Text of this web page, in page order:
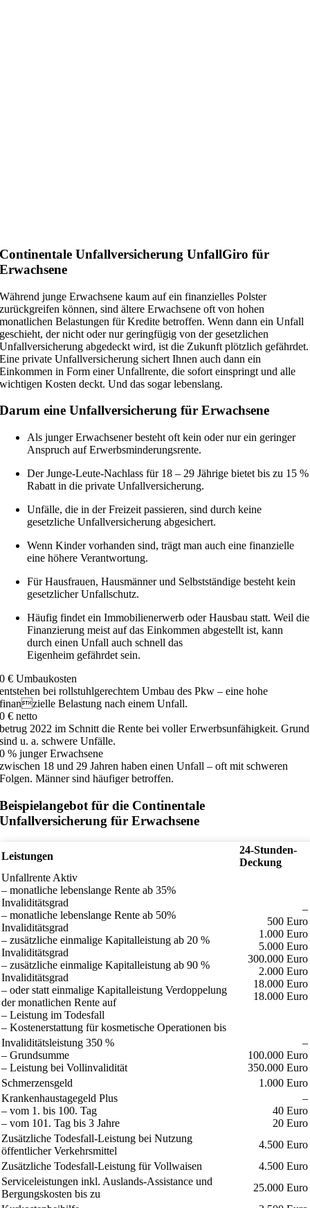
Continentale Unfallversicherung UnfallGiro für
Erwachsene
Während junge Erwachsene kaum auf ein finanzielles Polster
zurückgreifen können, sind ältere Erwachsene oft von hohen
monatlichen Belastungen für Kredite betroffen. Wenn dann ein Unfall
geschieht, der nicht oder nur geringfügig von der gesetzlichen
Unfallversicherung abgedeckt wird, ist die Zukunft plötzlich gefährdet.
Eine private Unfallversicherung sichert Ihnen auch dann ein
Einkommen in Form einer Unfallrente, die sofort einspringt und alle
wichtigen Kosten deckt. Und das sogar lebenslang.
Darum eine Unfallversicherung für Erwachsene
Als junger Erwachsener besteht oft kein oder nur ein geringer
Anspruch auf Erwerbsminderungsrente.
Der Junge-Leute-Nachlass für 18 – 29 Jährige bietet bis zu 15 %
Rabatt in die private Unfallversicherung.
Unfälle, die in der Freizeit passieren, sind durch keine
gesetzliche Unfallversicherung abgesichert.
Wenn Kinder vorhanden sind, trägt man auch eine finanzielle
eine höhere Verantwortung.
Für Hausfrauen, Hausmänner und Selbstständige besteht kein
gesetzlicher Unfallschutz.
Häufig findet ein Immobilienerwerb oder Hausbau statt. Weil die
Finanzierung meist auf das Einkommen abgestellt ist, kann
durch einen Unfall auch schnell das
Eigenheim gefährdet sein.
0 € Umbaukosten
entstehen bei rollstuhlgerechtem Umbau des Pkw – eine hohe
finanzielle Belastung nach einem Unfall.
0 € netto
betrug 2022 im Schnitt die Rente bei voller Erwerbsunfähigkeit. Grund
sind u. a. schwere Unfälle.
0 % junger Erwachsene
zwischen 18 und 29 Jahren haben einen Unfall – oft mit schweren
Folgen. Männer sind häufiger betroffen.
Beispielangebot für die Continentale
Unfallversicherung für Erwachsene
Leistungen
24-Stunden-
Deckung
Unfallrente Aktiv
– monatliche lebenslange Rente ab 35%
Invaliditätsgrad
– monatliche lebenslange Rente ab 50%
Invaliditätsgrad
– zusätzliche einmalige Kapitalleistung ab 20 %
Invaliditätsgrad
– zusätzliche einmalige Kapitalleistung ab 90 %
Invaliditätsgrad
– oder statt einmalige Kapitalleistung Verdoppelung
der monatlichen Rente auf
– Leistung im Todesfall
– Kostenerstattung für kosmetische Operationen bis
–
500 Euro
1.000 Euro
5.000 Euro
300.000 Euro
2.000 Euro
18.000 Euro
18.000 Euro
Invaliditätsleistung 350 %
– Grundsumme
– Leistung bei Vollinvalidität
–
100.000 Euro
350.000 Euro
Schmerzensgeld
1.000 Euro
Krankenhaustagegeld Plus
– vom 1. bis 100. Tag
– vom 101. Tag bis 3 Jahre
–
40 Euro
20 Euro
Zusätzliche Todesfall-Leistung bei Nutzung
öffentlicher Verkehrsmittel
4.500 Euro
Zusätzliche Todesfall-Leistung für Vollwaisen
4.500 Euro
Serviceleistungen inkl. Auslands-Assistance und
Bergungskosten bis zu
25.000 Euro